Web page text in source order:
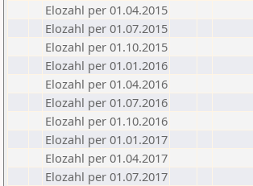
Elozahl per 01.04.2015
Elozahl per 01.07.2015
Elozahl per 01.10.2015
Elozahl per 01.01.2016
Elozahl per 01.04.2016
Elozahl per 01.07.2016
Elozahl per 01.10.2016
Elozahl per 01.01.2017
Elozahl per 01.04.2017
Elozahl per 01.07.2017